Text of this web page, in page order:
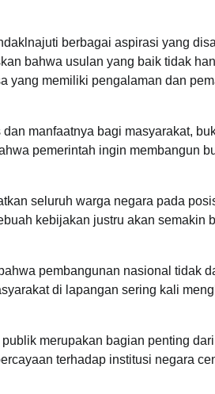
berbagai aspirasi yang
bahwa usulan yang baik tidak
yang memiliki pengalaman dan
manfaatnya bagi masyarakat,
pemerintah ingin membangun
seluruh warga negara pada
kebijakan justru akan semakin
pembangunan nasional tidak
di lapangan sering kali
merupakan bagian penting
terhadap institusi negara